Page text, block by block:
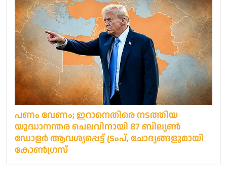
പണം വേണം; ഇറാനെതിരെ നടത്തിയ
യുദ്ധാനന്തര ചെലവിനായി 87 ബില്യൺ
ഡോളർ ആവശ്യപ്പെട്ട് ട്രംപ്, ചോദ്യങ്ങളുമായി
കോൺഗ്രസ്